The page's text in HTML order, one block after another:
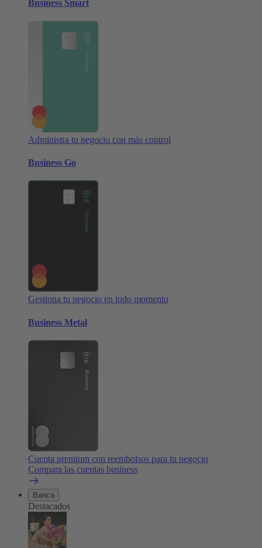
Business Smart
Administra tu negocio con más control
Business Go
Gestiona tu negocio en todo momento
Business Metal
Cuenta premium con reembolsos para tu negocio
Compara las cuentas business
Banca
Destacados